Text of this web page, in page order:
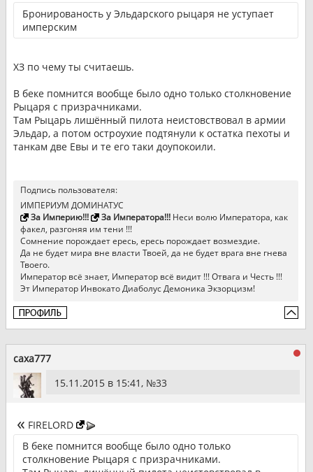
Бронированость у Эльдарского рыцаря не уступает
имперским
ХЗ по чему ты считаешь.
В беке помнится вообще было одно только столкновение
Рыцаря с призрачниками.
Там Рыцарь лишённый пилота неистовствовал в армии
Эльдар, а потом остроухие подтянули к остатка пехоты и
танкам две Евы и те его таки доупокоили.
Подпись пользователя:
ИМПЕРИУМ ДОМИНАТУС
За Империю!!!
За Императора!!!Неси волю Императора, как
факел, разгоняя им тени !!!
Сомнение порождает ересь, ересь порождает возмездие.
Да не будет мира вне власти Твоей, да не будет врага вне гнева
Твоего.
Император всё знает, Император всё видит !!! Отвага и Честь !!!
Эт Император Инвокато Диаболус Демоника Экзорцизм!
caxa777
15.11.2015 в 15:41, №33
FIRELORD
В беке помнится вообще было одно только
столкновение Рыцаря с призрачниками.